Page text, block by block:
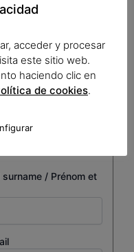
/
/ Prénom et
acceder y procesar
este sitio web.
haciendo clic en
de cookies.